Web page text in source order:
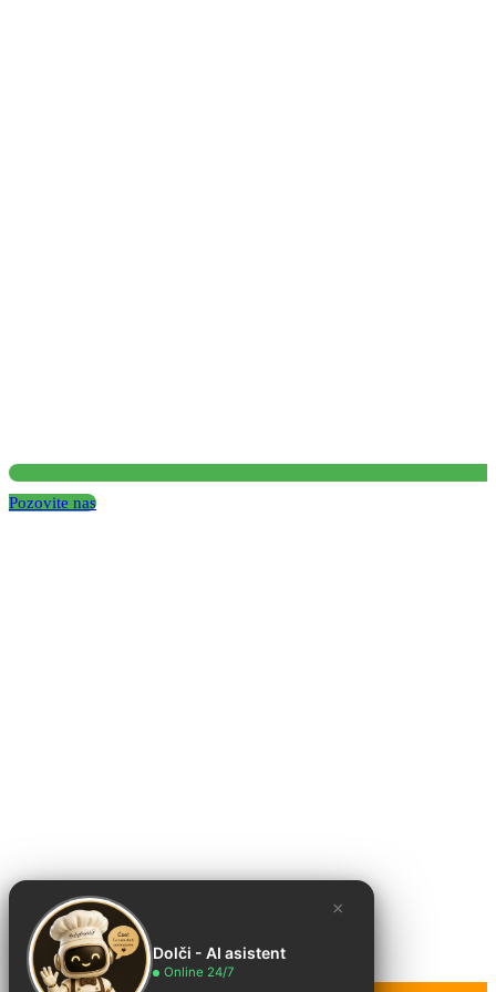
×
Dolči - AI asistent
Online 24/7
Pozovite nas